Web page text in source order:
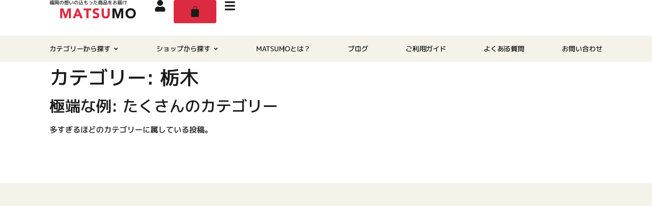
福岡の想いの込もった商品をお届け
カテゴリーから探す ショップから探す MATSUMOとは？ ブログ ご利用ガイド よくある質問 お問い合わせ
カテゴリー: 栃木
極端な例: たくさんのカテゴリー
多すぎるほどのカテゴリーに属している投稿。